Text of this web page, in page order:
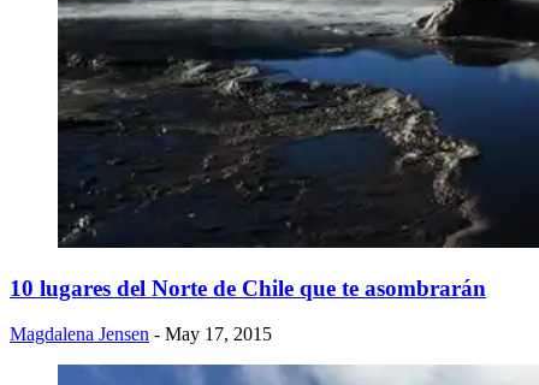
​10 lugares del Norte de Chile que te asombrarán
Magdalena Jensen - May 17, 2015